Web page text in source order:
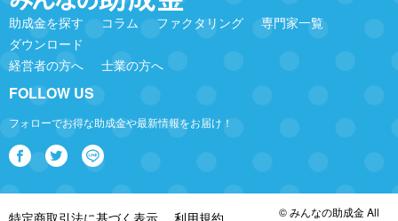
助成金を探す コラム ファクタリング
専門家一覧
ダウンロード
経営者の方へ
士業の方へ
FOLLOW US
フォローでお得な助成金や最新情報をお届け！
© みんなの助成金 All